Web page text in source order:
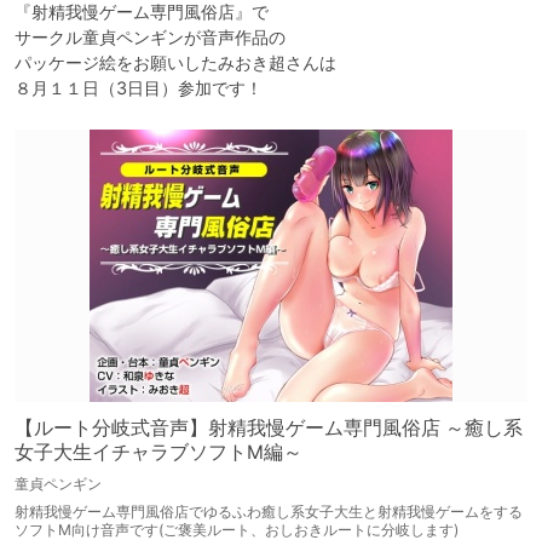
『射精我慢ゲーム専門風俗店』で
サークル童貞ペンギンが音声作品の
パッケージ絵をお願いしたみおき超さんは
８月１１日（3日目）参加です！
【ルート分岐式音声】射精我慢ゲーム専門風俗店 ～癒し系
女子大生イチャラブソフトM編～
童貞ペンギン
射精我慢ゲーム専門風俗店でゆるふわ癒し系女子大生と射精我慢ゲームをする
ソフトM向け音声です(ご褒美ルート、おしおきルートに分岐します)